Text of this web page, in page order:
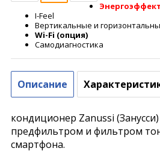
I-Feel
Вертикальные и
Wi-Fi (опция)
Самодиагностика
Описание
кондиционер Zanussi (Занусси)
предфильтром и фильтром
смартфона.